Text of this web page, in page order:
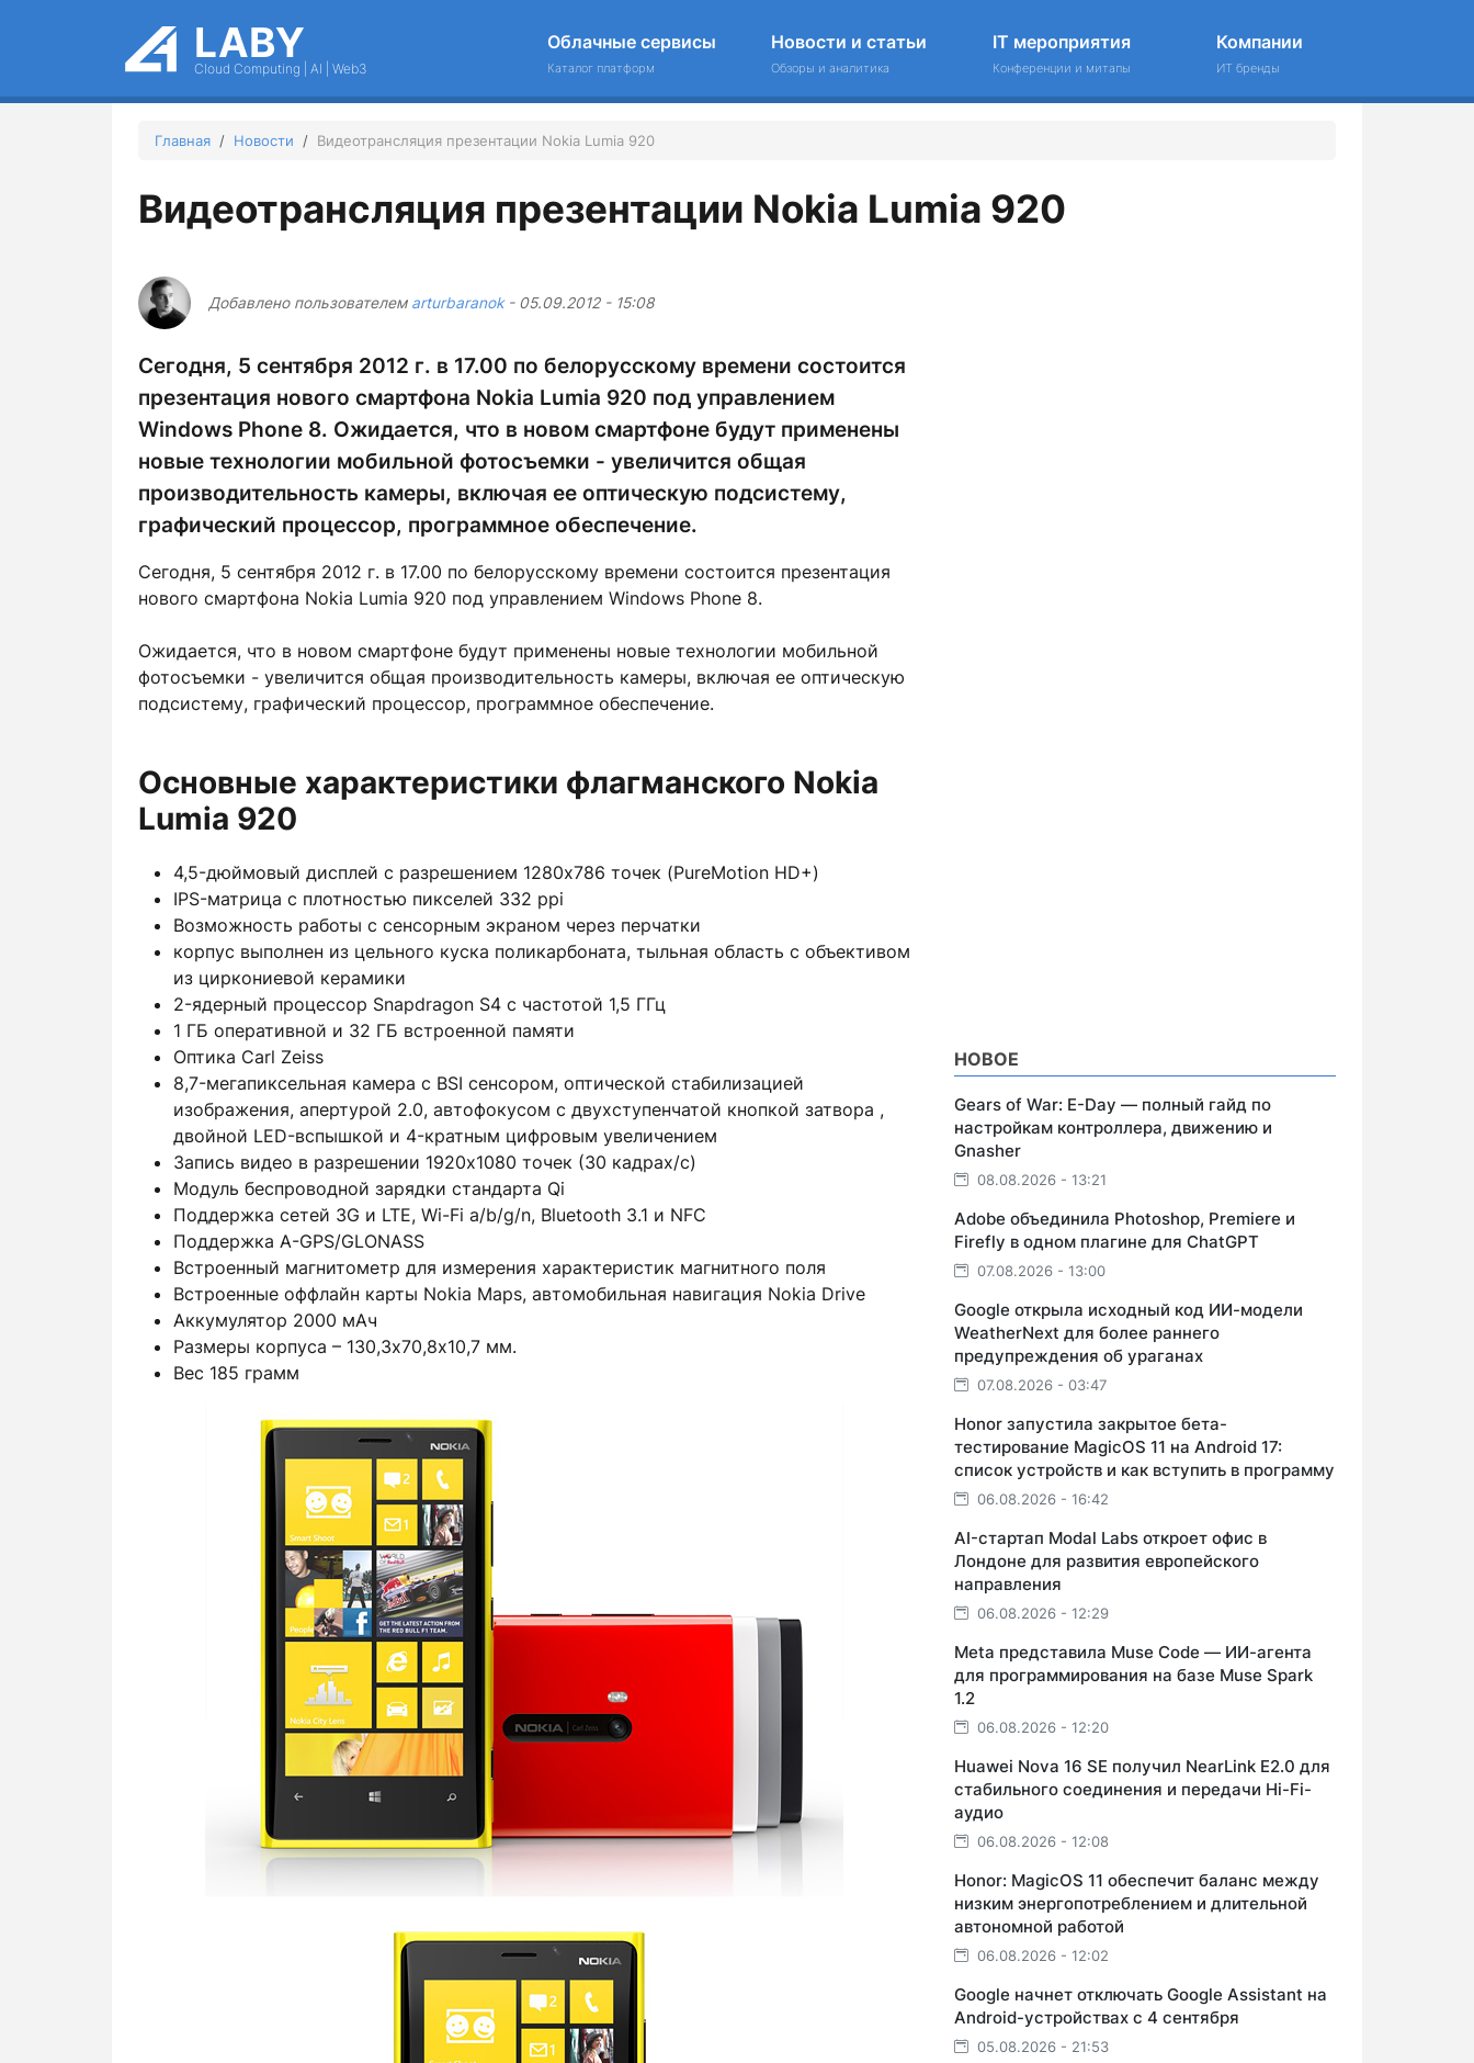
LABY
Cloud Computing | AI | Web3
Облачные сервисы
Каталог платформ
Новости и статьи
Обзоры и аналитика
IT мероприятия
Конференции и митапы
Компании
ИТ бренды
Главная Новости Видеотрансляция презентации Nokia Lumia 920
Видеотрансляция презентации Nokia Lumia 920
Добавлено пользователем arturbaranok- 05.09.2012 - 15:08
Сегодня, 5 сентября 2012 г. в 17.00 по белорусскому времени состоится
презентация нового смартфона Nokia Lumia 920 под управлением
Windows Phone 8. Ожидается, что в новом смартфоне будут применены
новые технологии мобильной фотосъемки - увеличится общая
производительность камеры, включая ее оптическую подсистему,
графический процессор, программное обеспечение.
Сегодня, 5 сентября 2012 г. в 17.00 по белорусскому времени состоится презентация
нового смартфона Nokia Lumia 920 под управлением Windows Phone 8.
Ожидается, что в новом смартфоне будут применены новые технологии мобильной
фотосъемки - увеличится общая производительность камеры, включая ее оптическую
подсистему, графический процессор, программное обеспечение.
Основные характеристики флагманского Nokia
Lumia 920
4,5-дюймовый дисплей с разрешением 1280х786 точек (PureMotion HD+)
IPS-матрица с плотностью пикселей 332 ppi
Возможность работы с сенсорным экраном через перчатки
корпус выполнен из цельного куска поликарбоната, тыльная область с объективом
из циркониевой керамики
2-ядерный процессор Snapdragon S4 с частотой 1,5 ГГц
1 ГБ оперативной и 32 ГБ встроенной памяти
Оптика Carl Zeiss
8,7-мегапиксельная камера с BSI сенсором, оптической стабилизацией
изображения, апертурой 2.0, автофокусом с двухступенчатой кнопкой затвора ,
двойной LED-вспышкой и 4-кратным цифровым увеличением
Запись видео в разрешении 1920х1080 точек (30 кадрах/c)
Модуль беспроводной зарядки стандарта Qi
Поддержка сетей 3G и LTE, Wi-Fi a/b/g/n, Bluetooth 3.1 и NFC
Поддержка A-GPS/GLONASS
Встроенный магнитометр для измерения характеристик магнитного поля
Встроенные оффлайн карты Nokia Maps, автомобильная навигация Nokia Drive
Аккумулятор 2000 мАч
Размеры корпуса – 130,3х70,8х10,7 мм.
Вес 185 грамм
НОВОЕ
Gears of War: E-Day — полный гайд по
настройкам контроллера, движению и
Gnasher
08.08.2026 - 13:21
Adobe объединила Photoshop, Premiere и
Firefly в одном плагине для ChatGPT
07.08.2026 - 13:00
Google открыла исходный код ИИ-модели
WeatherNext для более раннего
предупреждения об ураганах
07.08.2026 - 03:47
Honor запустила закрытое бета-
тестирование MagicOS 11 на Android 17:
список устройств и как вступить в программу
06.08.2026 - 16:42
AI-стартап Modal Labs откроет офис в
Лондоне для развития европейского
направления
06.08.2026 - 12:29
Meta представила Muse Code — ИИ-агента
для программирования на базе Muse Spark
1.2
06.08.2026 - 12:20
Huawei Nova 16 SE получил NearLink E2.0 для
стабильного соединения и передачи Hi-Fi-
аудио
06.08.2026 - 12:08
Honor: MagicOS 11 обеспечит баланс между
низким энергопотреблением и длительной
автономной работой
06.08.2026 - 12:02
Google начнет отключать Google Assistant на
Android-устройствах с 4 сентября
05.08.2026 - 21:53